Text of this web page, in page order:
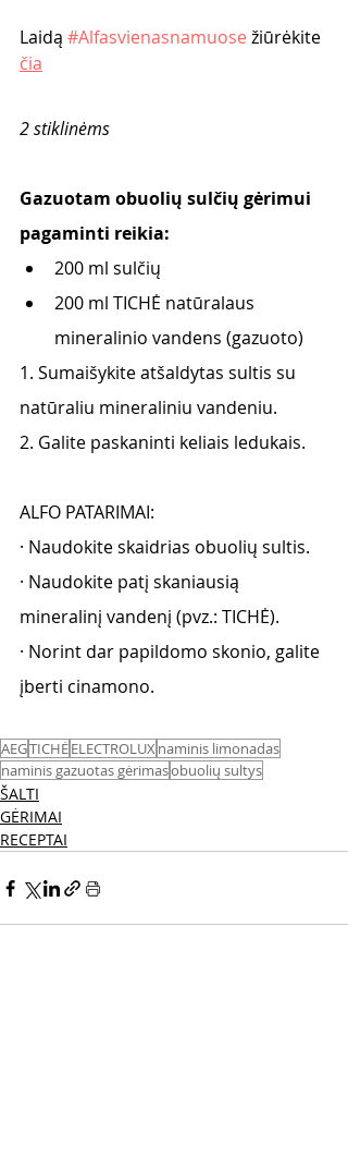
Laidą #Alfasvienasnamuose žiūrėkite
čia
2 stiklinėms
Gazuotam obuolių sulčių gėrimui
pagaminti reikia:
200 ml sulčių
200 ml TICHĖ natūralaus
mineralinio vandens (gazuoto)
1. Sumaišykite atšaldytas sultis su
natūraliu mineraliniu vandeniu.
2. Galite paskaninti keliais ledukais.
ALFO PATARIMAI:
· Naudokite skaidrias obuolių sultis.
· Naudokite patį skaniausią
mineralinį vandenį (pvz.: TICHĖ).
· Norint dar papildomo skonio, galite
įberti cinamono.
AEGTICHĖELECTROLUXnaminis limonadas
naminis gazuotas gėrimasobuolių sultys
ŠALTI
GĖRIMAI
RECEPTAI